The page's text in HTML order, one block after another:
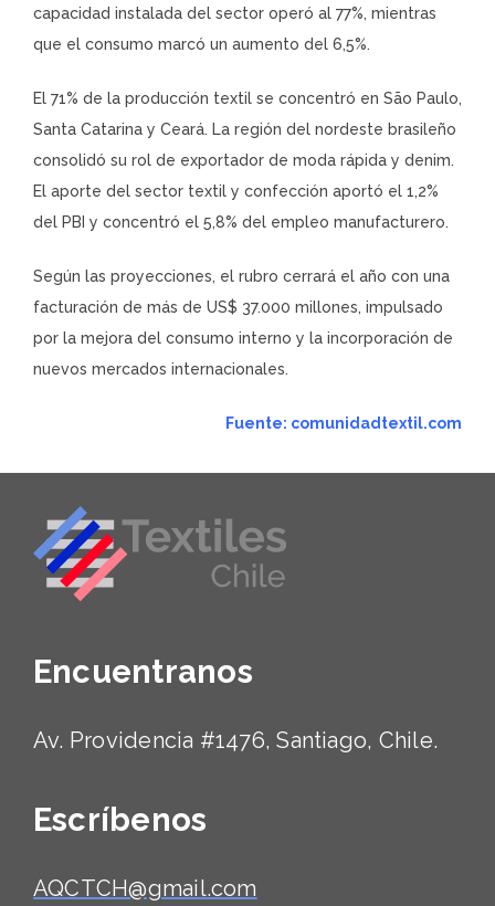
capacidad instalada del sector operó al 77%, mientras
que el consumo marcó un aumento del 6,5%.
El 71% de la producción textil se concentró en São Paulo,
Santa Catarina y Ceará. La región del nordeste brasileño
consolidó su rol de exportador de moda rápida y denim.
El aporte del sector textil y confección aportó el 1,2%
del PBI y concentró el 5,8% del empleo manufacturero.
Según las proyecciones, el rubro cerrará el año con una
facturación de más de US$ 37.000 millones, impulsado
por la mejora del consumo interno y la incorporación de
nuevos mercados internacionales.
Fuente: comunidadtextil.com
Encuentranos
Av. Providencia #1476, Santiago, Chile.
Escríbenos
AQCTCH@gmail.com